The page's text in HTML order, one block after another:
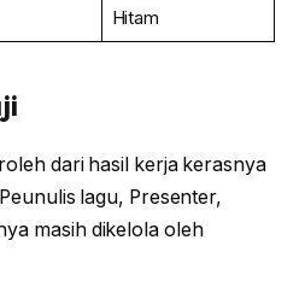
Hitam
dari hasil kerja kerasnya
lagu, Presenter,
masih dikelola oleh